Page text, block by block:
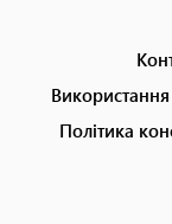
menuВикористання
Політика